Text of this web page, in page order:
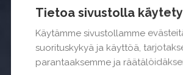
Tietoa sivustolla
Käytämme sivustollamme
suorituskykyä ja käyttöä,
parantaaksemme ja